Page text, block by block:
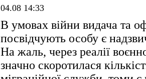
04.08 14:33
В умовах війни видача та
посвідчують особу є
На жаль, через реалії
значно скоротилася